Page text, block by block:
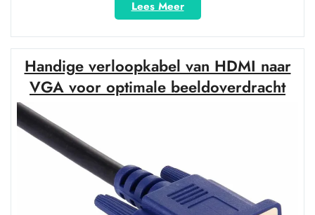
Lees Meer“Naadloze
verbinding:
HDMI
naar
VGA
met
audio
Handige verloopkabel van HDMI naar
VGA voor optimale beeldoverdracht